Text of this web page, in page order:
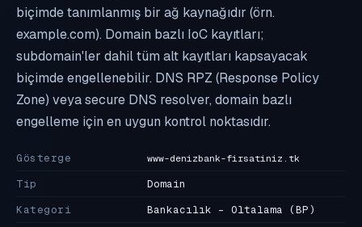
biçimde tanımlanmış bir ağ kaynağıdır (örn.
example.com). Domain bazlı IoC kayıtları;
subdomain'ler dahil tüm alt kayıtları kapsayacak
biçimde engellenebilir. DNS RPZ (Response Policy
Zone) veya secure DNS resolver, domain bazlı
engelleme için en uygun kontrol noktasıdır.
Gösterge www-denizbank-firsatiniz.tk
Tip
Domain
Kategori
Bankacılık - Oltalama (BP)